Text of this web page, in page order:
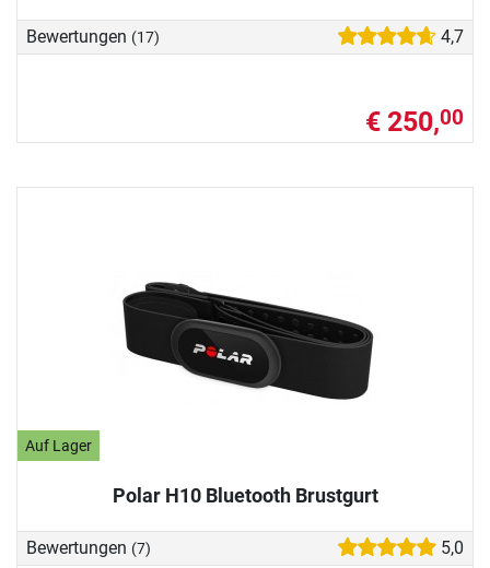
Bewertungen (17) 4,7
€ 250,00
Auf Lager
Polar H10 Bluetooth Brustgurt
Bewertungen (7) 5,0